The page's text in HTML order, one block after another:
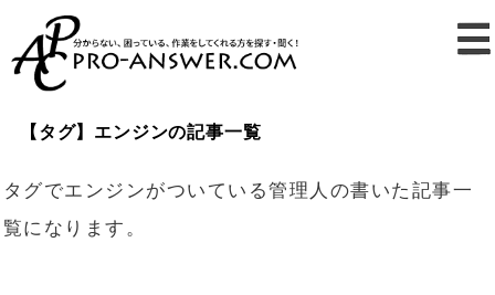
【タグ】エンジンの記事一覧
タグでエンジンがついている管理人の書いた記事一
覧になります。